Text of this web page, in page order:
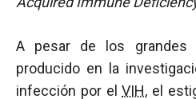
A pesar de los grandes
producido en la
infección por elVIH, el